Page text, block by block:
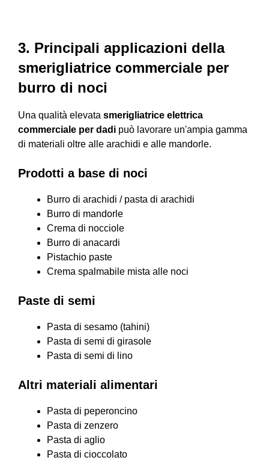
3. Principali applicazioni della
smerigliatrice commerciale per
burro di noci
Una qualità elevata smerigliatrice elettrica
commerciale per dadi può lavorare un'ampia gamma
di materiali oltre alle arachidi e alle mandorle.
Prodotti a base di noci
Burro di arachidi / pasta di arachidi
Burro di mandorle
Crema di nocciole
Burro di anacardi
Pistachio paste
Crema spalmabile mista alle noci
Paste di semi
Pasta di sesamo (tahini)
Pasta di semi di girasole
Pasta di semi di lino
Altri materiali alimentari
Pasta di peperoncino
Pasta di zenzero
Pasta di aglio
Pasta di cioccolato